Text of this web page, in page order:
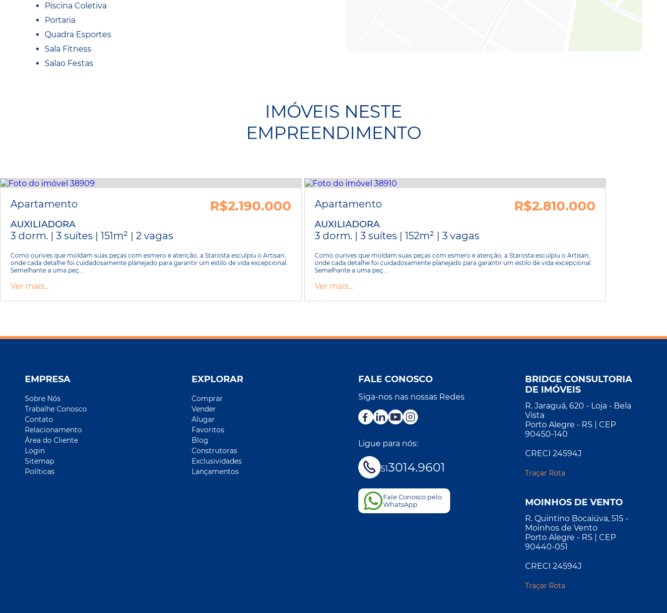
Piscina Coletiva
Portaria
Quadra Esportes
Sala Fitness
Salao Festas
IMÓVEIS NESTE
EMPREENDIMENTO
Apartamento R$2.190.000
AUXILIADORA
3 dorm. | 3 suítes | 151m² | 2 vagas
Como ourives que moldam suas peças com esmero e atenção, a Starosta esculpiu o Artisan,
onde cada detalhe foi cuidadosamente planejado para garantir um estilo de vida excepcional.
Semelhante a uma peç...
Ver mais...
Apartamento R$2.810.000
AUXILIADORA
3 dorm. | 3 suítes | 152m² | 3 vagas
Como ourives que moldam suas peças com esmero e atenção, a Starosta esculpiu o Artisan,
onde cada detalhe foi cuidadosamente planejado para garantir um estilo de vida excepcional.
Semelhante a uma peç...
Ver mais...
EMPRESA
Sobre Nós
Trabalhe Conosco
Contato
Relacionamento
Área do Cliente
Login
Sitemap
Políticas
EXPLORAR
Comprar
Vender
Alugar
Favoritos
Blog
Construtoras
Exclusividades
Lançamentos
FALE CONOSCO
Siga-nos nas nossas Redes
Ligue para nós:
513014.9601
Fale Conosco pelo
WhatsApp
BRIDGE CONSULTORIA
DE IMÓVEIS
R. Jaraguá, 620 - Loja - Bela
Vista
Porto Alegre - RS | CEP
90450-140
CRECI 24594J
Traçar Rota
MOINHOS DE VENTO
R. Quintino Bocaiúva, 515 -
Moinhos de Vento
Porto Alegre - RS | CEP
90440-051
CRECI 24594J
Traçar Rota